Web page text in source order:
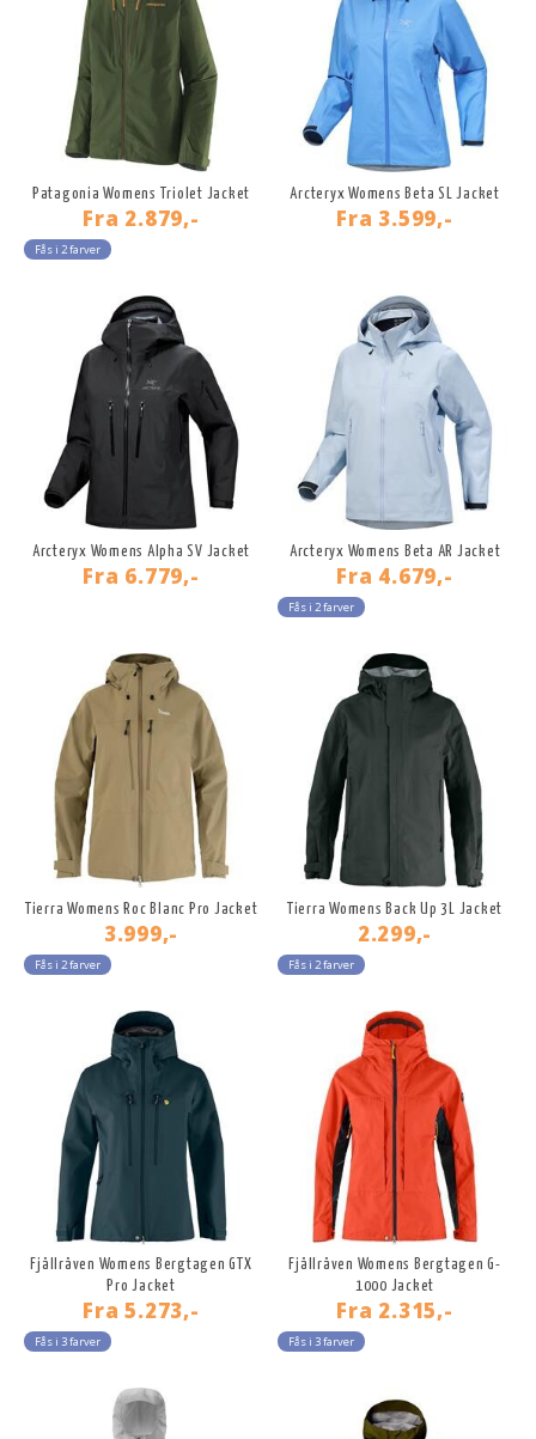
Patagonia Womens Triolet Jacket
Fra 2.879,-
Fås i 2 farver
Arcteryx Womens Beta SL Jacket
Fra 3.599,-
Arcteryx Womens Alpha SV Jacket
Fra 6.779,-
Arcteryx Womens Beta AR Jacket
Fra 4.679,-
Fås i 2 farver
Tierra Womens Roc Blanc Pro Jacket
3.999,-
Fås i 2 farver
Tierra Womens Back Up 3L Jacket
2.299,-
Fås i 2 farver
Fjällräven Womens Bergtagen GTX
Pro Jacket
Fra 5.273,-
Fås i 3 farver
Fjällräven Womens Bergtagen G-
1000 Jacket
Fra 2.315,-
Fås i 3 farver